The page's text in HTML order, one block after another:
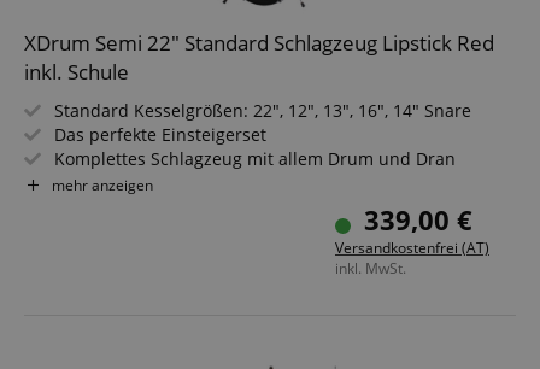
XDrum Semi 22" Standard Schlagzeug Lipstick Red
inkl. Schule
Standard Kesselgrößen: 22", 12", 13", 16", 14" Snare
Das perfekte Einsteigerset
Komplettes Schlagzeug mit allem Drum und Dran
Schnell aufgebaut
Inkl. Drumsticks, Aufbauanleitung und Schlagzeugschule
mehr anzeigen
339,00 €
Versandkostenfrei (AT)
inkl. MwSt.